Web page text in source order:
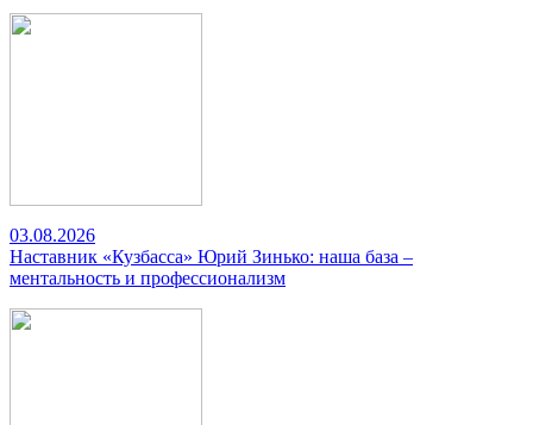
03.08.2026
Наставник «Кузбасса» Юрий Зинько: наша база –
ментальность и профессионализм